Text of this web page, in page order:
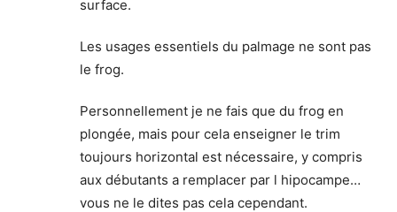
surface.
Les usages essentiels du palmage ne sont pas
le frog.
Personnellement je ne fais que du frog en
plongée, mais pour cela enseigner le trim
toujours horizontal est nécessaire, y compris
aux débutants a remplacer par l hipocampe…
vous ne le dites pas cela cependant.